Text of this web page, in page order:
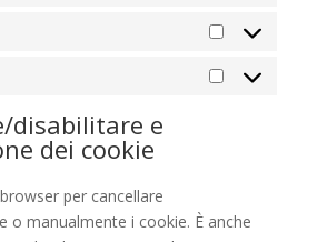
Statistiques
Marketing
disabilitare e
dei cookie
per cancellare
o manualmente i cookie. È anche